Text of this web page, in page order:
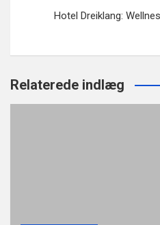
Hotel Dreiklang:
Relaterede indlæg